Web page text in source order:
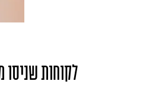
לקוחות שניסו